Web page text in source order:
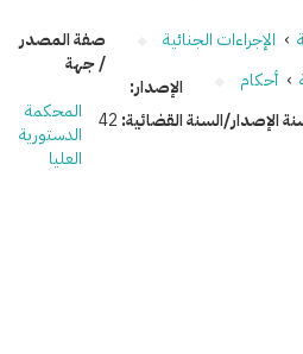
› الإجراءات الجنائية
› أحكام
الإصدار/السنة القضائية: 42
صفة المصدر
/ جهة
الإصدار:
المحكمة
الدستورية
العليا